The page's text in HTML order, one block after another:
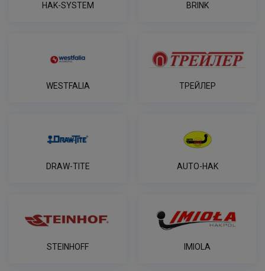
HAK-SYSTEM BRINK
WESTFALIA ТРЕЙЛЕР
DRAW-TITE AUTO-HAK
STEINHOFF IMIOLA